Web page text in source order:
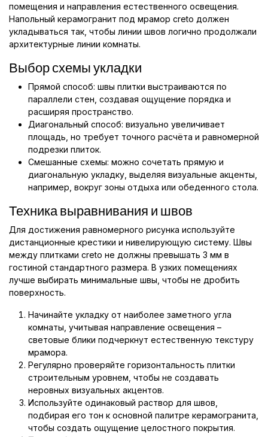
помещения и направления естественного освещения.
Напольный керамогранит под мрамор creto должен
укладываться так, чтобы линии швов логично продолжали
архитектурные линии комнаты.
Выбор схемы укладки
Прямой способ: швы плитки выстраиваются по
параллели стен, создавая ощущение порядка и
расширяя пространство.
Диагональный способ: визуально увеличивает
площадь, но требует точного расчёта и равномерной
подрезки плиток.
Смешанные схемы: можно сочетать прямую и
диагональную укладку, выделяя визуальные акценты,
например, вокруг зоны отдыха или обеденного стола.
Техника выравнивания и швов
Для достижения равномерного рисунка используйте
дистанционные крестики и нивелирующую систему. Швы
между плитками creto не должны превышать 3 мм в
гостиной стандартного размера. В узких помещениях
лучше выбирать минимальные швы, чтобы не дробить
поверхность.
Начинайте укладку от наиболее заметного угла
комнаты, учитывая направление освещения –
световые блики подчеркнут естественную текстуру
мрамора.
Регулярно проверяйте горизонтальность плитки
строительным уровнем, чтобы не создавать
неровных визуальных акцентов.
Используйте одинаковый раствор для швов,
подбирая его тон к основной палитре керамогранита,
чтобы создать ощущение целостного покрытия.